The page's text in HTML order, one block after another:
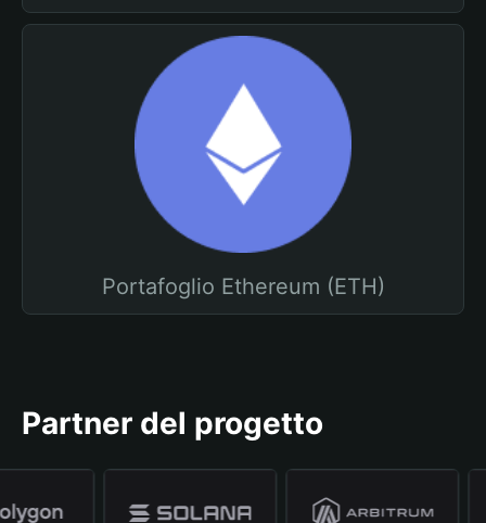
Portafoglio Ethereum (ETH)
Partner del progetto